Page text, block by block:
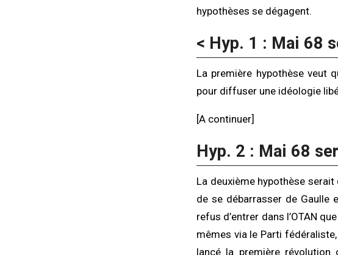
hypothèses se dégagent.
< Hyp. 1 : Mai 68
La première hypothèse veut
pour diffuser une idéologie
[A continuer]
Hyp. 2 : Mai 68
La deuxième hypothèse serait
de se débarrasser de Gaulle
refus d’entrer dans l’OTAN
mêmes via le Parti
lancé la première révolution